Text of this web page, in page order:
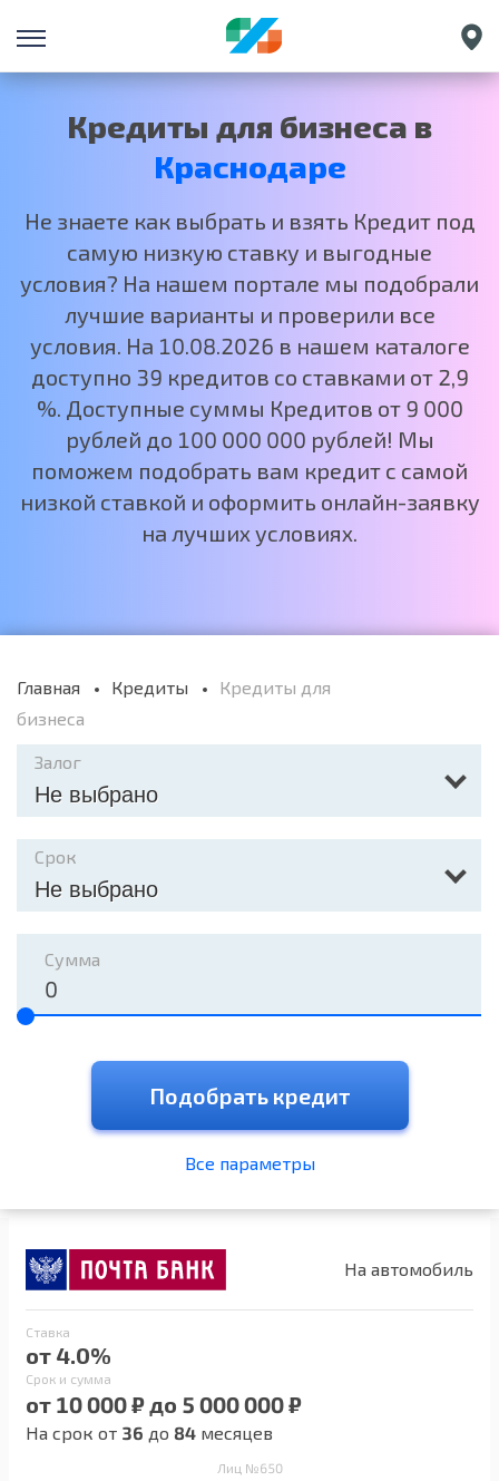
Санкт-Петербург
Москва
Кредиты для бизнеса в
Краснодаре
Не знаете как выбрать и взять Кредит под
самую низкую ставку и выгодные
условия? На нашем портале мы подобрали
лучшие варианты и проверили все
условия. На 10.08.2026 в нашем каталоге
доступно 39 кредитов со ставками от 2,9
%. Доступные суммы Кредитов от 9 000
рублей до 100 000 000 рублей! Мы
поможем подобрать вам кредит с самой
низкой ставкой и оформить онлайн-заявку
на лучших условиях.
Главная Кредиты
Кредиты для
бизнеса
Залог
Не выбрано
Срок
Не выбрано
Сумма
Подобрать кредит
Все параметры
На автомобиль
Ставка
от 4.0%
Срок и сумма
от 10 000 ₽ до 5 000 000 ₽
На срок от 36 до 84 месяцев
Лиц №650